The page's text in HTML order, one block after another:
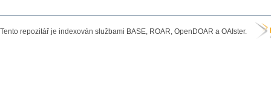
Tento repozitář je indexován službami BASE, ROAR, OpenDOAR a OAIster.